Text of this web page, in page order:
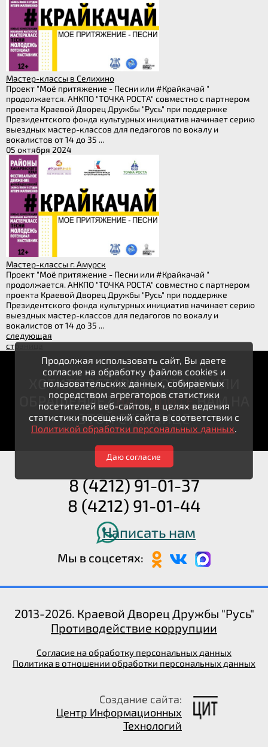
Мастер-классы в Селихино
Проект "Моё притяжение - Песни или #Крайкачай "
продолжается. АНКПО "ТОЧКА РОСТА" совместно с партнером
проекта Краевой Дворец Дружбы "Русь" при поддержке
Президентского фонда культурных инициатив начинает серию
выездных мастер-классов для педагогов по вокалу и
вокалистов от 14 до 35 ...
05 октября 2024
Мастер-классы г. Амурск
Проект "Моё притяжение - Песни или #Крайкачай "
продолжается. АНКПО "ТОЧКА РОСТА" совместно с партнером
проекта Краевой Дворец Дружбы "Русь" при поддержке
Президентского фонда культурных инициатив начинает серию
выездных мастер-классов для педагогов по вокалу и
вокалистов от 14 до 35 ...
следующая
страница
ХОТИТЕ ОСТАВИТЬ ОТЗЫВ ИЛИ
ОБРАЩЕНИЕ?НАПИШИТЕНАМ НА
ЭТОЙ СТРАНИЦЕ
8 (4212) 91-01-37
8 (4212) 91-01-44
Написать нам
Мы в соцсетях:
2013-2026. Краевой Дворец Дружбы "Русь"
Противодействие коррупции
Согласие на обработку персональных данных
Политика в отношении обработки персональных данных
Создание сайта:
Центр Информационных
Технологий
Продолжая использовать сайт, Вы даете
согласие на обработку файлов cookies и
пользовательских данных, собираемых
посредством агрегаторов статистики
посетителей веб-сайтов, в целях ведения
статистики посещений сайта в соответствии с
Политикой обработки персональных данных.
Даю согласие